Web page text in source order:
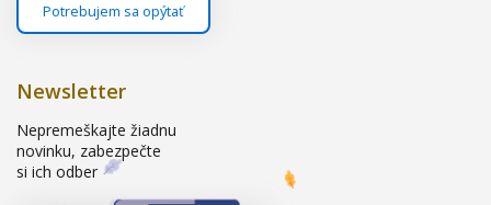
Potrebujem sa opýtať
Newsletter
Nepremeškajte žiadnu
novinku, zabezpečte
si ich odber